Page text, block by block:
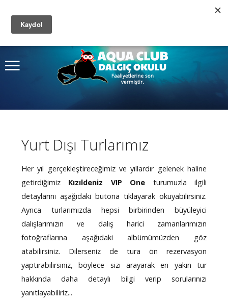
Fotoğraf Albümü
İletişim
Ara
Yurt Dışı Turlarımız
Her yıl gerçekleştireceğimiz ve yıllardır gelenek haline
getirdiğimiz Kızıldeniz VIP One turumuzla ilgili
detaylarını aşağıdaki butona tıklayarak okuyabilirsiniz.
Ayrıca turlarımızda hepsi birbirinden büyüleyici
dalışlarımızın ve dalış harici zamanlarımızın
fotoğraflarına aşağıdaki albümümüzden göz
atabilirsiniz. Dilerseniz de tura ön rezervasyon
yaptırabilirsiniz, böylece sizi arayarak en yakın tur
hakkında daha detaylı bilgi verip sorularınızı
yanıtlayabiliriz...